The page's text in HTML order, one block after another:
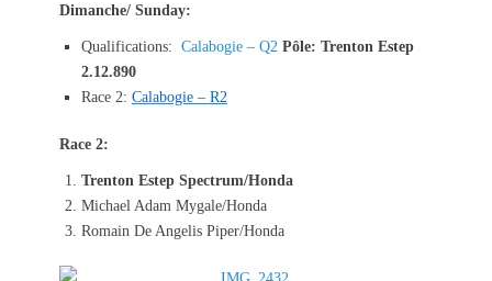
Dimanche/ Sunday:
Qualifications: Calabogie – Q2 Pôle: Trenton Estep
2.12.890
Race 2: Calabogie – R2
Race 2:
Trenton Estep Spectrum/Honda
Michael Adam Mygale/Honda
Romain De Angelis Piper/Honda